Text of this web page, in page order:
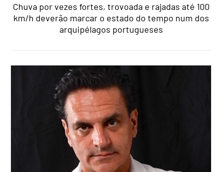
Chuva por vezes fortes, trovoada e rajadas até 100
km/h deverão marcar o estado do tempo num dos
arquipélagos portugueses